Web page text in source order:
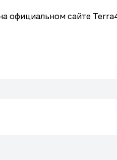
официальном сайте